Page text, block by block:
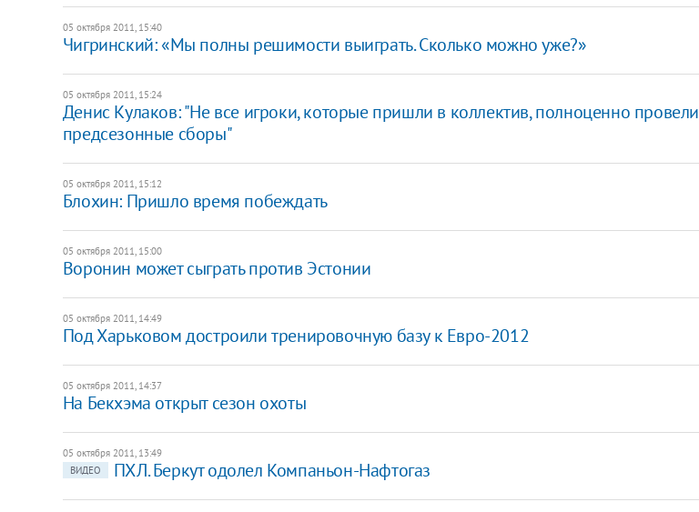
05 октября 2011, 15:40
Чигринский: «Мы полны решимости выиграть. Сколько можно уже?»
05 октября 2011, 15:24
Денис Кулаков: "Не все игроки, которые пришли в коллектив, полноценно провели
предсезонные сборы"
05 октября 2011, 15:12
Блохин: Пришло время побеждать
05 октября 2011, 15:00
Воронин может сыграть против Эстонии
05 октября 2011, 14:49
Под Харьковом достроили тренировочную базу к Евро-2012
05 октября 2011, 14:37
На Бекхэма открыт сезон охоты
05 октября 2011, 13:49
ВИДЕО
ПХЛ. Беркут одолел Компаньон-Нафтогаз